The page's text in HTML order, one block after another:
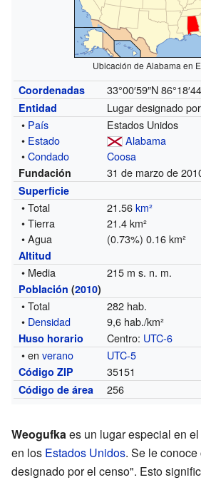
Ubicación de Alabama en
Coordenadas 33°00′59″N
Entidad
Lugar designado
• País
Estados Unidos
• Estado
Alabama
•Condado Coosa
Fundación 31 de marzo de
Superficie
• Total 21.56km²
• Tierra
21.4 km²
• Agua
(0.73%) 0.16 km²
Altitud
• Media 215 m s. n. m.
Población (2010)
• Total
282 hab.
• Densidad 9,6 hab./km²
Huso horario Centro: UTC-6
• enverano UTC-5
Código ZIP 35151
Código de área 256
Weogufkaes un lugar especial en
en los Estados Unidos. Se le
designado por el censo". Esto